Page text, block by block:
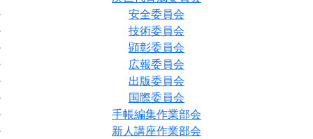
安全委員会
技術委員会
顕彰委員会
広報委員会
出版委員会
国際委員会
手帳編集作業部会
新人講座作業部会